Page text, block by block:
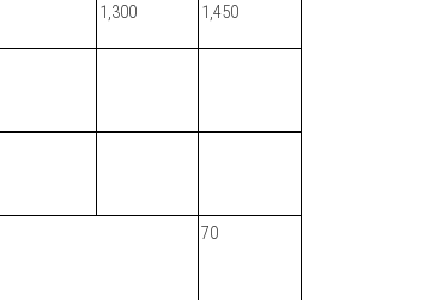
1,300 1,450
70